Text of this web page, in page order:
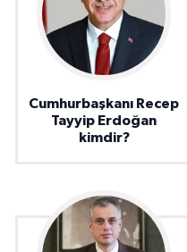
Cumhurbaşkanı Recep
Tayyip Erdoğan
kimdir?